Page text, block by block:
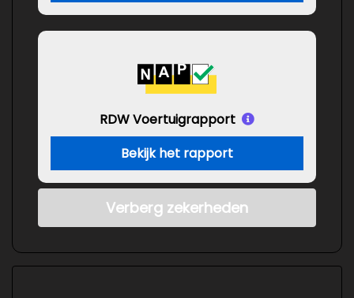
RDW Voertuigrapport
Bekijk het rapport
Verberg zekerheden